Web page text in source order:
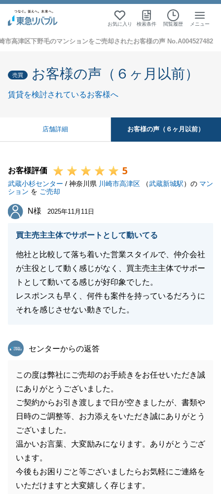
お気に入り 検索条件 閲覧履歴 メニュー
市高津区下野毛のマンションをご売却されたお客様の声 No.A004527482
売買 お客様の声（６ヶ月以前）
賃貸を検討されているお客様へ
店舗詳細 お客様の声（６ヶ月以前）
お客様評価 5
武蔵小杉センター / 神奈川県 川崎市高津区 （武蔵新城駅）の マン
ション を ご売却
N様
N様 2025年11月11日
買主売主主体でサポートとして動いてる
他社と比較して落ち着いた営業スタイルで、仲介会社
が主役として動く感じがなく、買主売主主体でサポー
トとして動いてる感じが好印象でした。
レスポンスも早く、何件も案件を持っているだろうに
それを感じさせない動きでした。
東急リバブル
センターからの返答
この度は弊社にご売却のお手続きをお任せいただき誠
にありがとうございました。
ご契約からお引き渡しまで日が空きましたが、書類や
日時のご調整等、お力添えをいただき誠にありがとう
ございました。
温かいお言葉、大変励みになります。ありがとうござ
います。
今後もお困りごと等ございましたらお気軽にご連絡を
いただけますと大変嬉しく存じます。